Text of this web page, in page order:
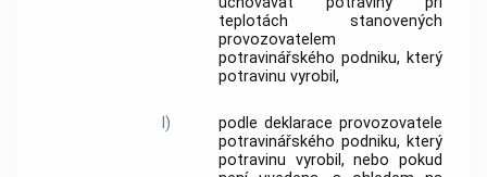
teplotách stanovených
provozovatelem
potravinářského podniku, který
potravinu vyrobil,
l)
podle deklarace provozovatele
potravinářského podniku, který
potravinu vyrobil, nebo pokud